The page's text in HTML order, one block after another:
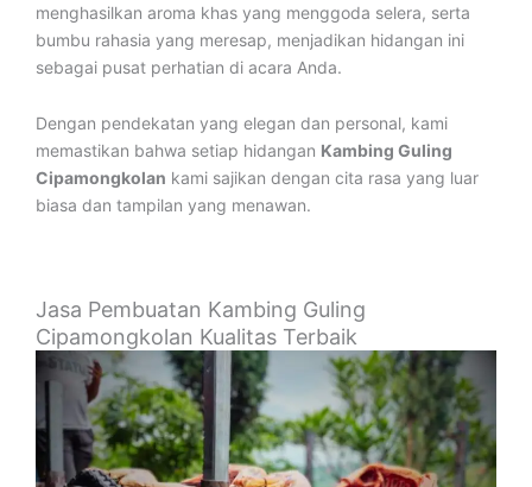
menghasilkan aroma khas yang menggoda selera, serta
bumbu rahasia yang meresap, menjadikan hidangan ini
sebagai pusat perhatian di acara Anda.
Dengan pendekatan yang elegan dan personal, kami
memastikan bahwa setiap hidangan Kambing Guling
Cipamongkolan kami sajikan dengan cita rasa yang luar
biasa dan tampilan yang menawan.
Jasa Pembuatan Kambing Guling
Cipamongkolan Kualitas Terbaik